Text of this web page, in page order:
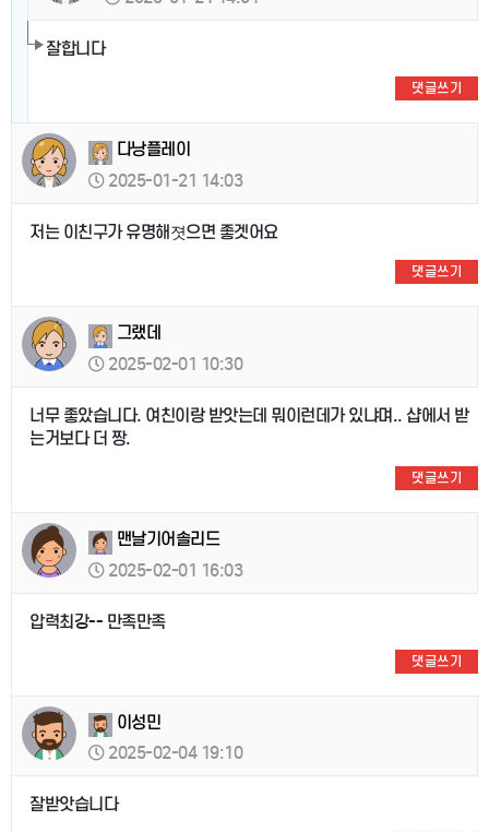
잘합니다
댓글쓰기
다낭플레이
2025-01-21 14:03
저는 이친구가 유명해졋으면 좋겟어요
댓글쓰기
그랬데
2025-02-01 10:30
너무 좋았습니다. 여친이랑 받앗는데 뭐이런데가 있냐며.. 샵에서 받
는거보다 더 짱.
댓글쓰기
맨날기어솔리드
2025-02-01 16:03
압력최강-- 만족만족
댓글쓰기
이성민
2025-02-04 19:10
잘받앗습니다